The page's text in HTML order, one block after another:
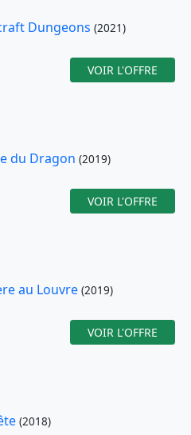
Dungeons (2021)
VOIR L'OFFRE
du Dragon (2019)
VOIR L'OFFRE
au Louvre (2019)
VOIR L'OFFRE
(2018)